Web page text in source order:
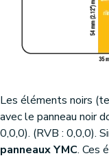
Les éléments noirs
avec le panneau noir
0,0,0). (RVB : 0,0,0).
panneaux YMC. Ces